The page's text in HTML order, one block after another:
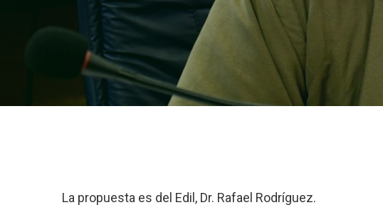
La propuesta es del Edil, Dr. Rafael Rodríguez.